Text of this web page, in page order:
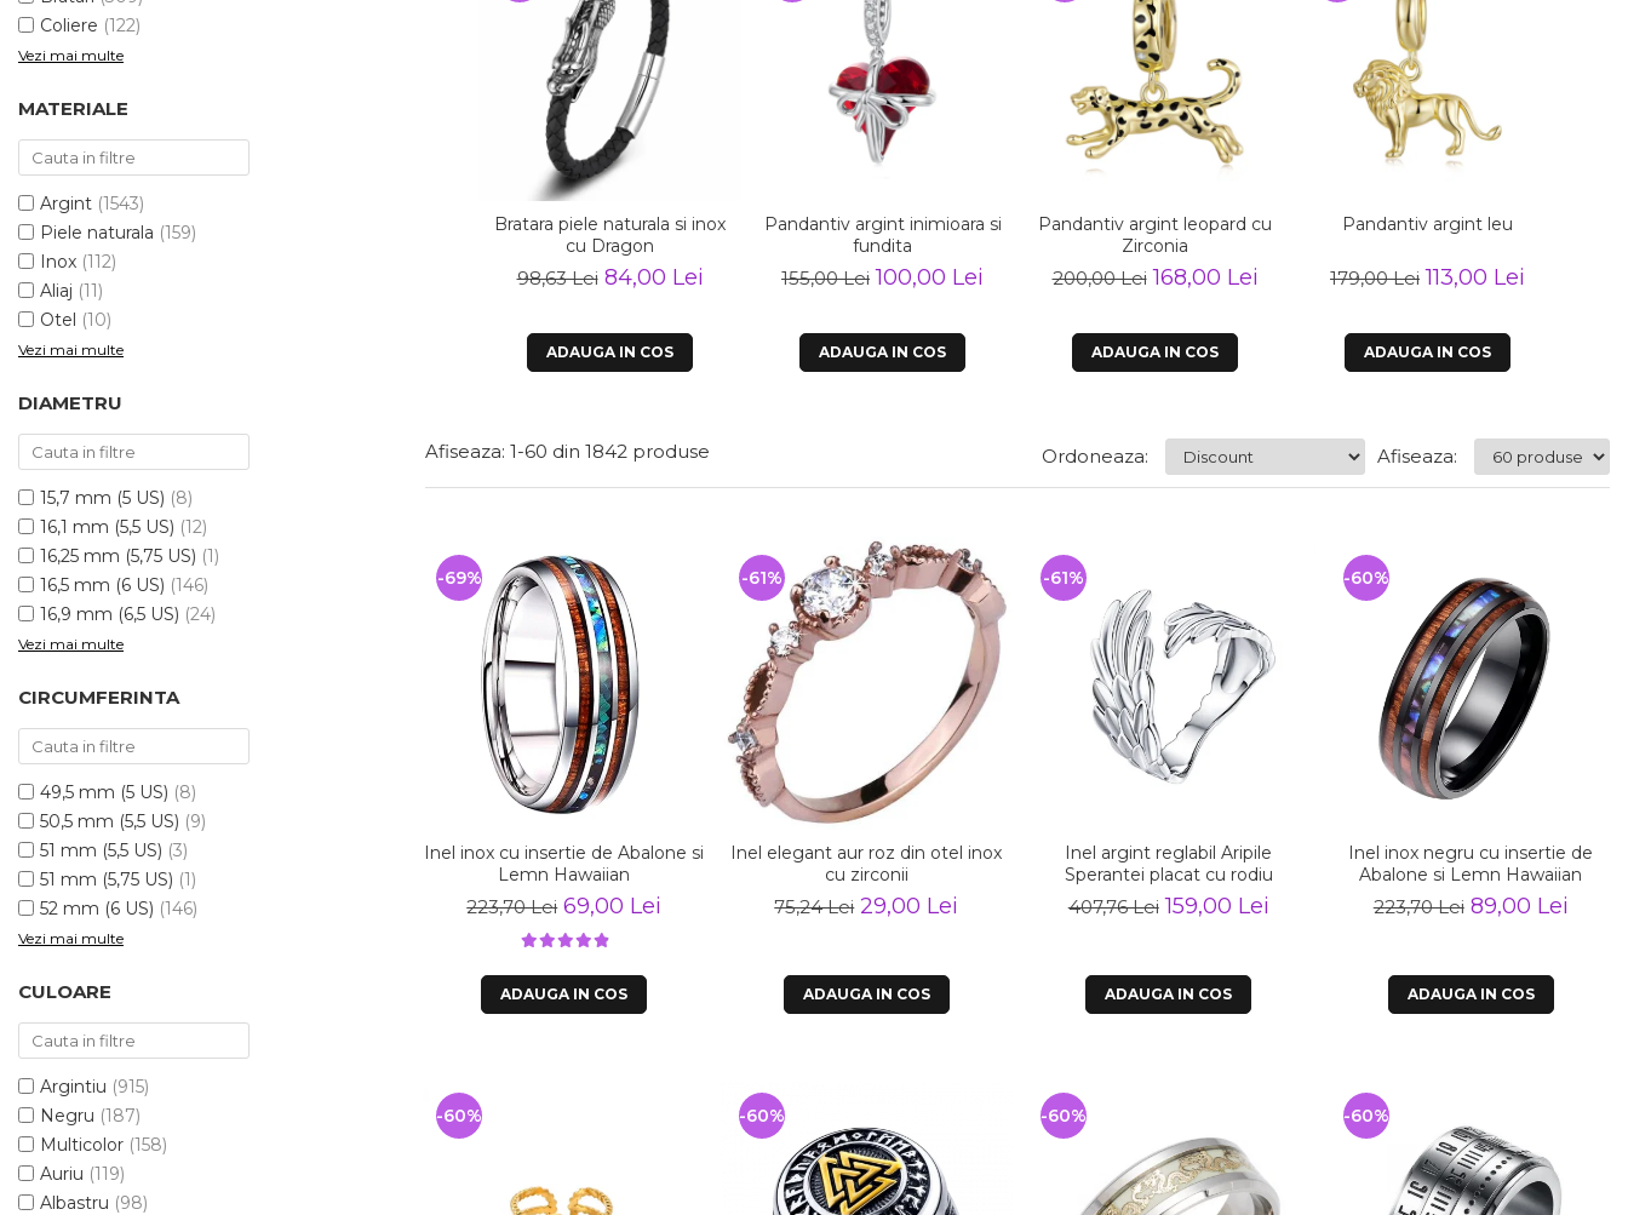
semipretioase
Bijuterii argint placat cu aur
Bijuterii argint cu diverse
Bijuterii argint cu murano
Bijuterii de Lux
Bijuterii Handmade
Bijuterii fantezie
Bijuterii tungsten
Accesorii Piele
Cadouri
Solutii si lavete de curatare
bijuterii argint
Coliere (122)
Vezi mai multe
MATERIALE
Argint (1543)
Piele naturala (159)
Inox (112)
Aliaj (11)
Otel (10)
Vezi mai multe
DIAMETRU
15,7 mm (5 US) (8)
16,1 mm (5,5 US) (12)
16,25 mm (5,75 US) (1)
16,5 mm (6 US) (146)
16,9 mm (6,5 US) (24)
Vezi mai multe
CIRCUMFERINTA
49,5 mm (5 US) (8)
50,5 mm (5,5 US) (9)
51 mm (5,5 US) (3)
51 mm (5,75 US) (1)
52 mm (6 US) (146)
Vezi mai multe
CULOARE
Argintiu (915)
Negru (187)
Multicolor (158)
Auriu (119)
Albastru (98)
Bratara piele naturala si inox
cu Dragon
98,63 Lei 84,00 Lei
ADAUGA IN COS
Pandantiv argint inimioara si
fundita
155,00 Lei 100,00 Lei
ADAUGA IN COS
Pandantiv argint leopard cu
Zirconia
200,00 Lei 168,00 Lei
ADAUGA IN COS
Pandantiv argint leu
179,00 Lei 113,00 Lei
ADAUGA IN COS
Afiseaza: 1-60 din 1842 produse Afiseaza:
Ordoneaza:
Inel inox cu insertie de Abalone si
Lemn Hawaiian
223,70 Lei 69,00 Lei
-69%
ADAUGA IN COS
Inel elegant aur roz din otel inox
cu zirconii
75,24 Lei 29,00 Lei
-61%
ADAUGA IN COS
Inel argint reglabil Aripile
Sperantei placat cu rodiu
407,76 Lei 159,00 Lei
-61%
ADAUGA IN COS
Inel inox negru cu insertie de
Abalone si Lemn Hawaiian
223,70 Lei 89,00 Lei
-60%
ADAUGA IN COS
-60% -60% -60% -60%